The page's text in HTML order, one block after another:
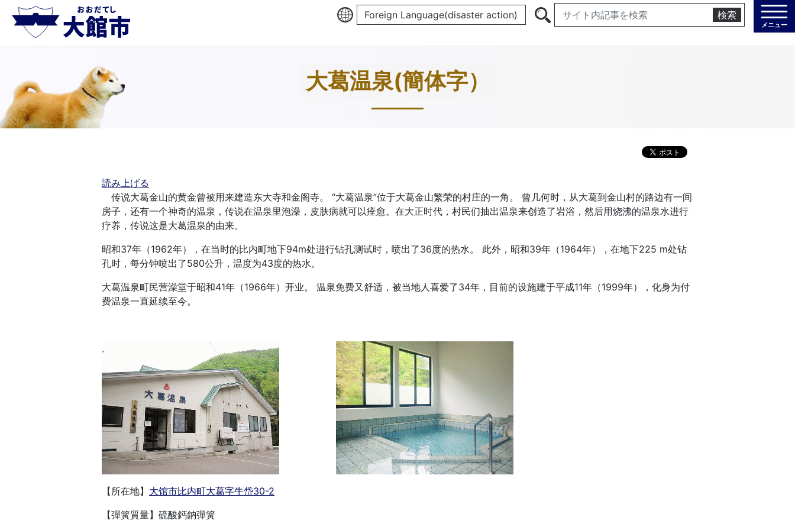
Foreign Language(disaster action) 検索
メニュー
大葛温泉(簡体字）
読み上げる
传说大葛金山的黄金曾被用来建造东大寺和金阁寺。 “大葛温泉”位于大葛金山繁荣的村庄的一角。 曾几何时，从大葛到金山村的路边有一间
房子，还有一个神奇的温泉，传说在温泉里泡澡，皮肤病就可以痊愈。在大正时代，村民们抽出温泉来创造了岩浴，然后用烧沸的温泉水进行
疗养，传说这是大葛温泉的由来。
昭和37年（1962年），在当时的比内町地下94m处进行钻孔测试时，喷出了36度的热水。 此外，昭和39年（1964年），在地下225 m处钻
孔时，每分钟喷出了580公升，温度为43度的热水。
大葛温泉町民营澡堂于昭和41年（1966年）开业。 温泉免费又舒适，被当地人喜爱了34年，目前的设施建于平成11年（1999年），化身为付
费温泉一直延续至今。
【所在地】 大馆市比内町大葛字牛岱30-2
【彈簧質量】硫酸鈣鈉彈簧